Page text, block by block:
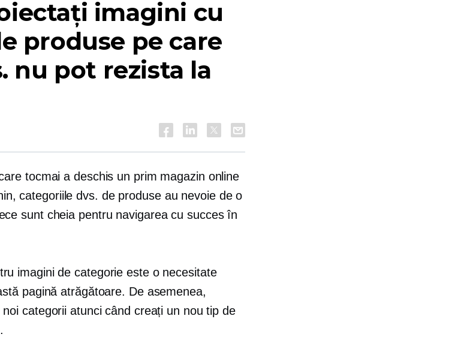
imagini cu
produse pe care
nu pot rezista la
tocmai a deschis un prim magazin online
categoriile dvs. de produse au nevoie de o
sunt cheia pentru navigarea cu succes în
imagini de categorie este o necesitate
pagină atrăgătoare. De asemenea,
categorii atunci când creați un nou tip de